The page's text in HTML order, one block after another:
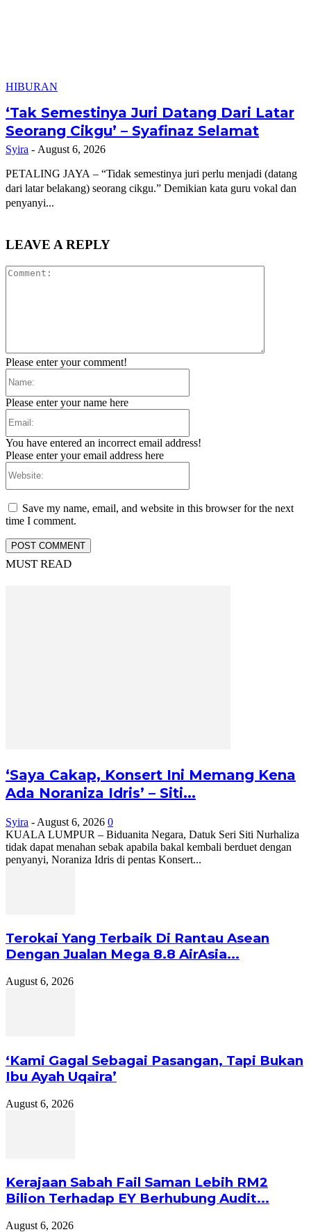
HIBURAN
‘Tak Semestinya Juri Datang Dari Latar
Seorang Cikgu’ – Syafinaz Selamat
Syira - August 6, 2026
PETALING JAYA – “Tidak semestinya juri perlu menjadi (datang
dari latar belakang) seorang cikgu.” Demikian kata guru vokal dan
penyanyi...
LEAVE A REPLY
Please enter your comment!
Please enter your name here
You have entered an incorrect email address!
Please enter your email address here
Save my name, email, and website in this browser for the next
time I comment.
MUST READ
‘Saya Cakap, Konsert Ini Memang Kena
Ada Noraniza Idris’ – Siti...
Syira - August 6, 2026 0
KUALA LUMPUR – Biduanita Negara, Datuk Seri Siti Nurhaliza
tidak dapat menahan sebak apabila bakal kembali berduet dengan
penyanyi, Noraniza Idris di pentas Konsert...
Terokai Yang Terbaik Di Rantau Asean
Dengan Jualan Mega 8.8 AirAsia...
August 6, 2026
‘Kami Gagal Sebagai Pasangan, Tapi Bukan
Ibu Ayah Uqaira’
August 6, 2026
Kerajaan Sabah Fail Saman Lebih RM2
Bilion Terhadap EY Berhubung Audit...
August 6, 2026